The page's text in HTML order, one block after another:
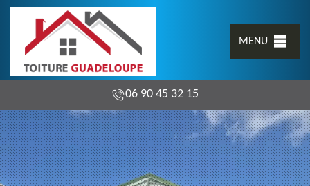
MENU
06 90 45 32 15